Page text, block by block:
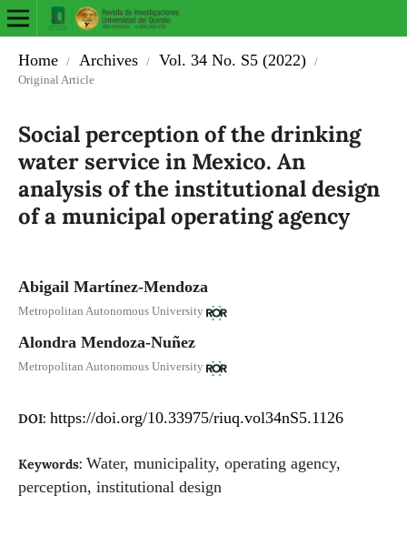
Home / Archives / Vol. 34 No. S5 (2022)
/
Original Article
Social perception of the drinking
water service in Mexico. An
analysis of the institutional design
of a municipal operating agency
Abigail Martínez-Mendoza
Metropolitan Autonomous University
Alondra Mendoza-Nuñez
Metropolitan Autonomous University
DOI: https://doi.org/10.33975/riuq.vol34nS5.1126
Keywords: Water, municipality, operating agency,
perception, institutional design